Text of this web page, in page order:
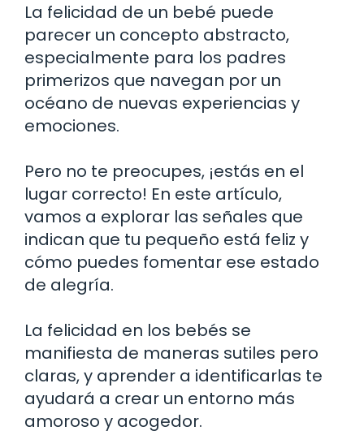
La felicidad de un bebé puede
parecer un concepto abstracto,
especialmente para los padres
primerizos que navegan por un
océano de nuevas experiencias y
emociones.
Pero no te preocupes, ¡estás en el
lugar correcto! En este artículo,
vamos a explorar las señales que
indican que tu pequeño está feliz y
cómo puedes fomentar ese estado
de alegría.
La felicidad en los bebés se
manifiesta de maneras sutiles pero
claras, y aprender a identificarlas te
ayudará a crear un entorno más
amoroso y acogedor.